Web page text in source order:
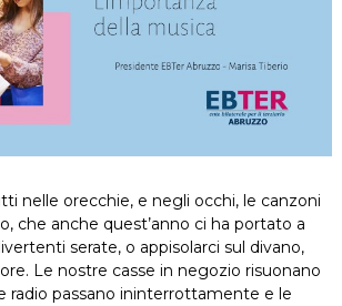
nelle orecchie, e negli occhi, le canzoni
che anche quest’anno ci ha portato a
serate, o appisolarci sul divano,
Le nostre casse in negozio risuonano
radio passano ininterrottamente e le